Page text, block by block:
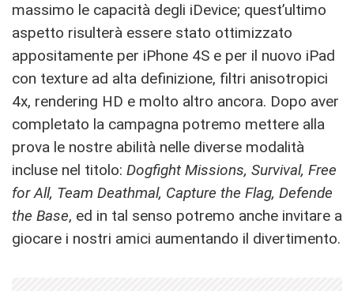
massimo le capacità degli iDevice; quest’ultimo
aspetto risulterà essere stato ottimizzato
appositamente per iPhone 4S e per il nuovo iPad
con texture ad alta definizione, filtri anisotropici
4x, rendering HD e molto altro ancora. Dopo aver
completato la campagna potremo mettere alla
prova le nostre abilità nelle diverse modalità
incluse nel titolo: Dogfight Missions, Survival, Free
for All, Team Deathmal, Capture the Flag, Defende
the Base, ed in tal senso potremo anche invitare a
giocare i nostri amici aumentando il divertimento.